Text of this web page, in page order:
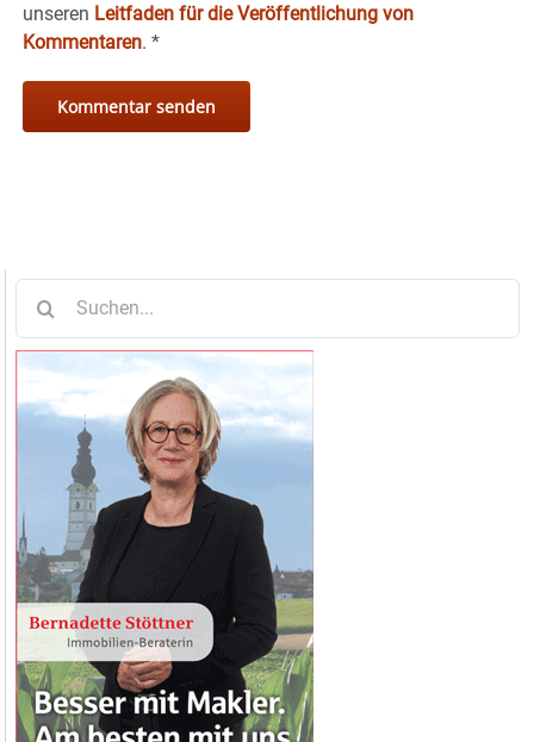
unseren Leitfaden für die Veröffentlichung von
Kommentaren. *
nach: